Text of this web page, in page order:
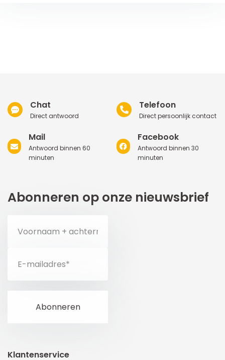
Chat
Direct antwoord
Telefoon
Direct persoonlijk contact
Mail
Antwoord binnen 60
minuten
Facebook
Antwoord binnen 30
minuten
Abonneren op onze nieuwsbrief
Klantenservice